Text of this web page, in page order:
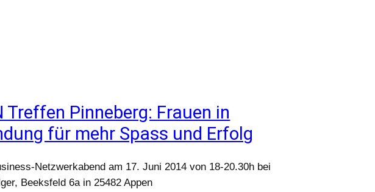
Treffen Pinneberg: Frauen in
für mehr Spass und Erfolg
Netzwerkabend am 17. Juni 2014 von 18-20.30h bei
Beeksfeld 6a in 25482 Appen